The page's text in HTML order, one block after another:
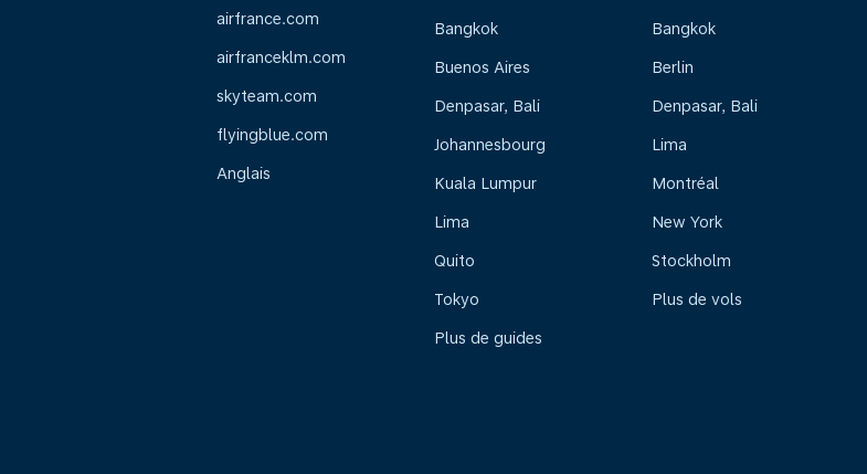
airfrance.com
airfranceklm.com
skyteam.com
flyingblue.com
Anglais
Bangkok
Buenos Aires
Denpasar, Bali
Johannesbourg
Kuala Lumpur
Lima
Quito
Tokyo
Plus de guides
Bangkok
Berlin
Denpasar, Bali
Lima
Montréal
New York
Stockholm
Plus de vols